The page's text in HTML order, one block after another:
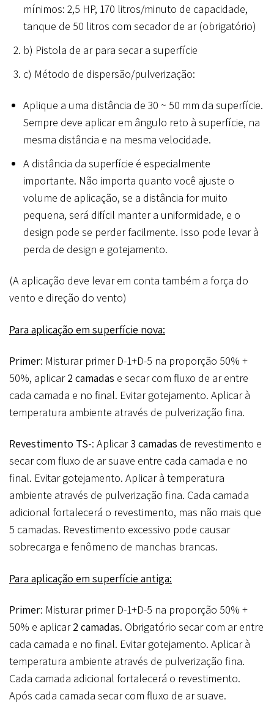
mínimos: 2,5 HP, 170 litros/minuto de capacidade,
tanque de 50 litros com secador de ar (obrigatório)
b) Pistola de ar para secar a superfície
c) Método de dispersão/pulverização:
Aplique a uma distância de 30 ~ 50 mm da superfície.
Sempre deve aplicar em ângulo reto à superfície, na
mesma distância e na mesma velocidade.
A distância da superfície é especialmente
importante. Não importa quanto você ajuste o
volume de aplicação, se a distância for muito
pequena, será difícil manter a uniformidade, e o
design pode se perder facilmente. Isso pode levar à
perda de design e gotejamento.
(A aplicação deve levar em conta também a força do
vento e direção do vento)
Para aplicação em superfície nova:
Primer: Misturar primer D-1+D-5 na proporção 50% +
50%, aplicar2 camadas e secar com fluxo de ar entre
cada camada e no final. Evitar gotejamento. Aplicar à
temperatura ambiente através de pulverização fina.
Revestimento TS-: Aplicar3 camadas de revestimento e
secar com fluxo de ar suave entre cada camada e no
final. Evitar gotejamento. Aplicar à temperatura
ambiente através de pulverização fina. Cada camada
adicional fortalecerá o revestimento, mas não mais que
5 camadas. Revestimento excessivo pode causar
sobrecarga e fenômeno de manchas brancas.
Para aplicação em superfície antiga:
Primer: Misturar primer D-1+D-5 na proporção 50% +
50% e aplicar2 camadas. Obrigatório secar com ar entre
cada camada e no final. Evitar gotejamento. Aplicar à
temperatura ambiente através de pulverização fina.
Cada camada adicional fortalecerá o revestimento.
Após cada camada secar com fluxo de ar suave.